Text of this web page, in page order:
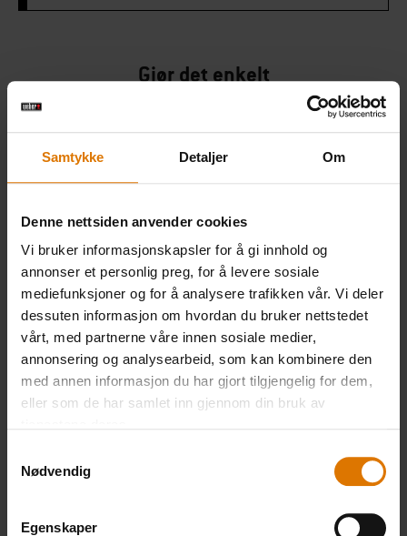
Samtykke Detaljer Om
Denne nettsiden anvender cookies
Vi bruker informasjonskapsler for å gi innhold og
annonser et personlig preg, for å levere sosiale
mediefunksjoner og for å analysere trafikken vår. Vi deler
dessuten informasjon om hvordan du bruker nettstedet
vårt, med partnerne våre innen sosiale medier,
annonsering og analysearbeid, som kan kombinere den
med annen informasjon du har gjort tilgjengelig for dem,
eller som de har samlet inn gjennom din bruk av
Nødvendig
Egenskaper
Gjør det enkelt
Anbefalt tilbehør